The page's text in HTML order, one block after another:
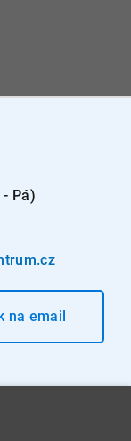
Pá)
na email